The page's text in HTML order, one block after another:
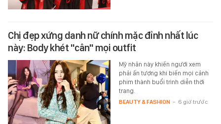
Chị đẹp xứng danh nữ chính mặc đỉnh nhất lúc
này: Body khét "cân" mọi outfit
Mỹ nhân này khiến người xem
phải ấn tượng khi biến mọi cảnh
phim thành buổi trình diễn thời
trang.
BEAUTY & FASHION - 6 giờ trước